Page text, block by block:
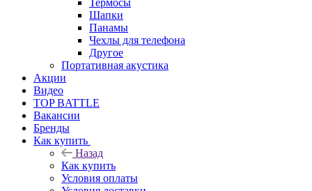
Термосы
Шапки
Панамы
Чехлы для телефона
Другое
Портативная акустика
Акции
Видео
TOP BATTLE
Вакансии
Бренды
Как купить
Назад
Как купить
Условия оплаты